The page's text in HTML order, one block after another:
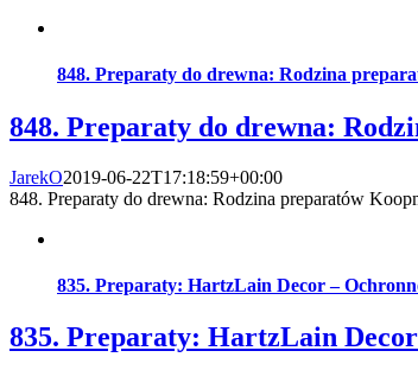
848. Preparaty do drewna: Rodzina
848. Preparaty do drewna:
JarekO2019-06-22T17:18:59+00:00
848. Preparaty do drewna: Rodzina preparatów
835. Preparaty: HartzLain Decor –
835. Preparaty: HartzLain